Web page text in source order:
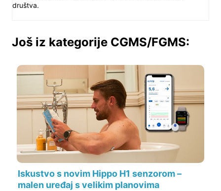
društva.
Još iz kategorije CGMS/FGMS:
Iskustvo s novim Hippo H1 senzorom –
malen uređaj s velikim planovima